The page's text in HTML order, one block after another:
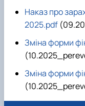
Наказ про
2025.pdf
Зміна форми
Зміна форми